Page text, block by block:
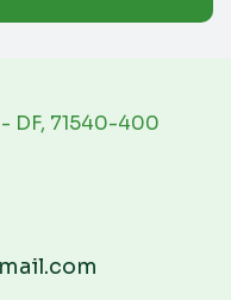
DF, 71540-400